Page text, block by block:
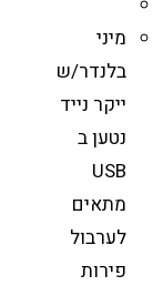
מיני
בלנדר/ש
ייקר נייד
נטען ב
USB
מתאים
לערבול
פירות